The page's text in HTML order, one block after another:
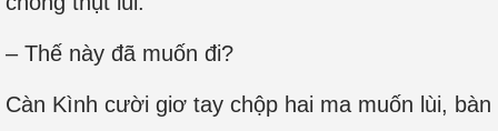
– Thế này đã muốn đi?
Càn Kình cười giơ tay chộp hai ma muốn lùi, bàn